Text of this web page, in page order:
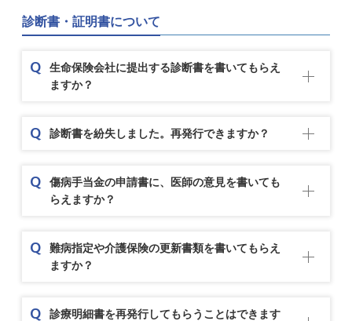
診断書・証明書について
生命保険会社に提出する診断書を書いてもらえ
ますか？
診断書を紛失しました。再発行できますか？
傷病手当金の申請書に、医師の意見を書いても
らえますか？
難病指定や介護保険の更新書類を書いてもらえ
ますか？
診療明細書を再発行してもらうことはできます